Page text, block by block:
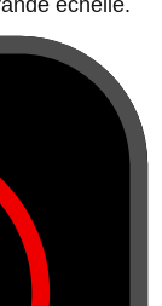
échelle.